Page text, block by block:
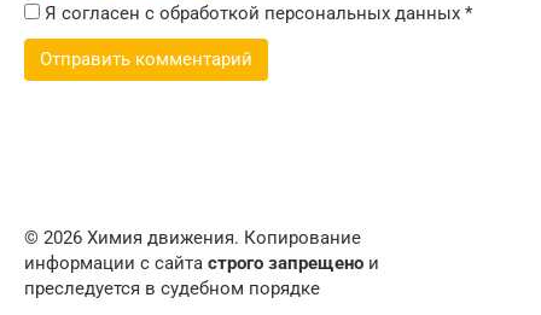
Я согласен с обработкой персональных данных *
© 2026 Химия движения. Копирование
информации с сайта строго запрещено и
преследуется в судебном порядке